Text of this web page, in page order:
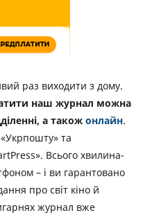
раз виходити з дому.
наш журнал можна
а також онлайн.
та
Всього хвилина-
– і ви гарантовано
про світ кіно й
журнал вже